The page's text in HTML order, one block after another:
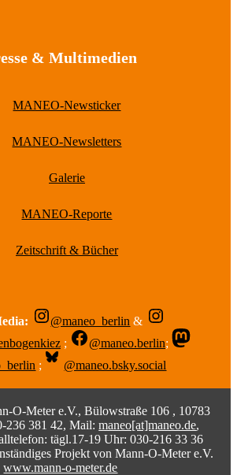
& Multimedien
MANEO-Newsticker
MANEO-Newsletters
Galerie
MANEO-Reporte
Zeitschrift & Bücher
@maneo_berlin &
; @maneo.berlin;
; @maneo.bsky.social
O-Meter e.V., Bülowstraße 106 , 10783
236 381 42, Mail:maneo[at]maneo.de,
tägl.17-19 Uhr: 030-216 33 36
Projekt von Mann-O-Meter e.V.
www.mann-o-meter.de